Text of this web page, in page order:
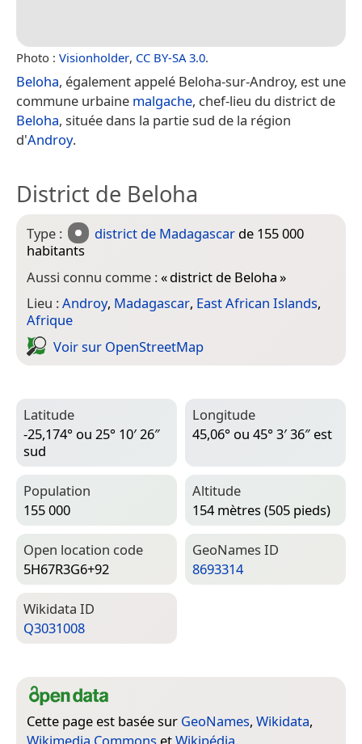
Photo : Visionholder, CC BY-SA 3.0.
Beloha, également appelé Beloha-sur-Androy, est une
commune urbaine malgache, chef-lieu du district de
Beloha, située dans la partie sud de la région
d'Androy.
District de Beloha
Type : district de Madagascar de 155 000
habitants
Aussi connu comme :«district de Beloha»
Lieu :Androy, Madagascar, East African Islands,
Afrique
Voir sur Open­Street­Map
Latitude
-25,174° ou 25° 10′ 26″
sud
Longitude
45,06° ou 45° 3′ 36″ est
Population
155 000
Altitude
154 mètres (505 pieds)
Open location code
5H67R3G6+92
Geo­Names ID
8693314
Wiki­data ID
Q3031008
Cette page est basée sur GeoNames, Wikidata,